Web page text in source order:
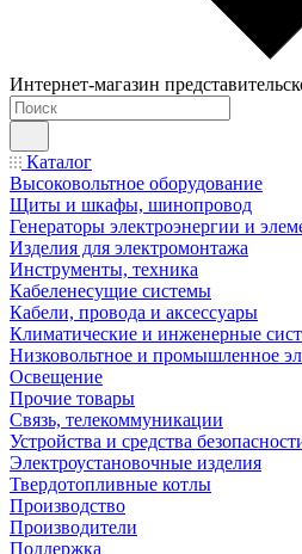
Интернет-магазин
Каталог
Высоковольтное оборудование
Щиты и шкафы, шинопровод
Генераторы электроэнергии и
Изделия для электромонтажа
Инструменты, техника
Кабеленесущие системы
Кабели, провода и аксессуары
Климатические и инженерные
Низковольтное и промышленное
Освещение
Прочие товары
Связь, телекоммуникации
Устройства и средства
Электроустановочные изделия
Твердотопливные котлы
Производство
Производители
Поддержка